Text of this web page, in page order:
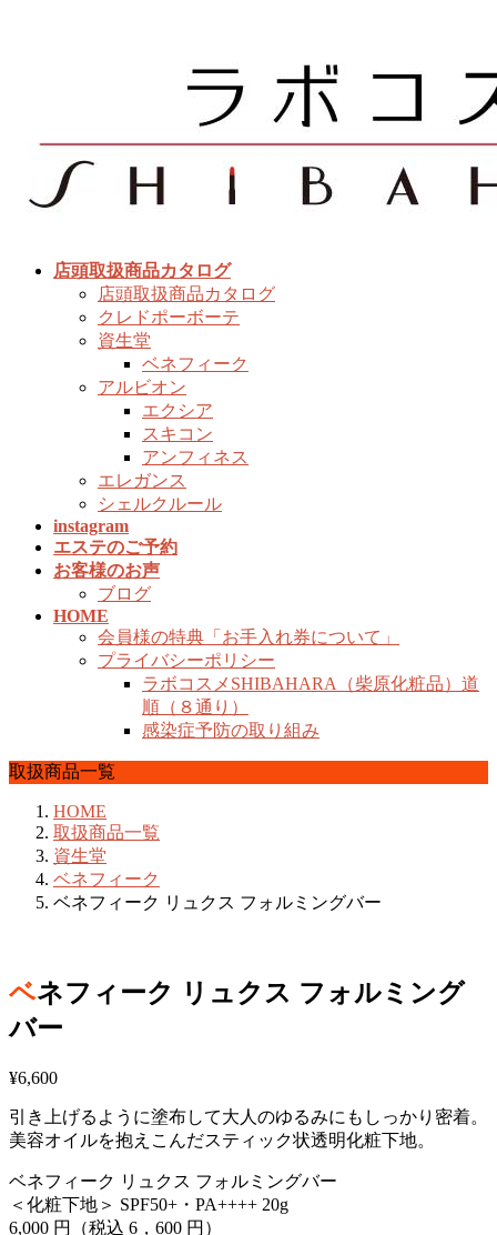
店頭取扱商品カタログ
店頭取扱商品カタログ
クレドポーボーテ
資生堂
ベネフィーク
アルビオン
エクシア
スキコン
アンフィネス
エレガンス
シェルクルール
instagram
エステのご予約
お客様のお声
ブログ
HOME
会員様の特典「お手入れ券について」
プライバシーポリシー
ラボコスメSHIBAHARA（柴原化粧品）道
順（８通り）
感染症予防の取り組み
取扱商品一覧
HOME
取扱商品一覧
資生堂
ベネフィーク
ベネフィーク リュクス フォルミングバー
ベネフィーク リュクス フォルミング
バー
¥6,600
引き上げるように塗布して大人のゆるみにもしっかり密着。
美容オイルを抱えこんだスティック状透明化粧下地。
ベネフィーク リュクス フォルミングバー
＜化粧下地＞ SPF50+・PA++++ 20g
6,000 円（税込 6，600 円）